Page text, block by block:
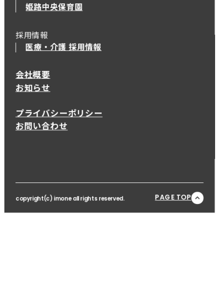
姫路中央保育園
採用情報
医療・介護 採用情報
会社概要
お知らせ
プライバシーポリシー
お問い合わせ
copyright(c) imone all rights reserved. PAGE TOP